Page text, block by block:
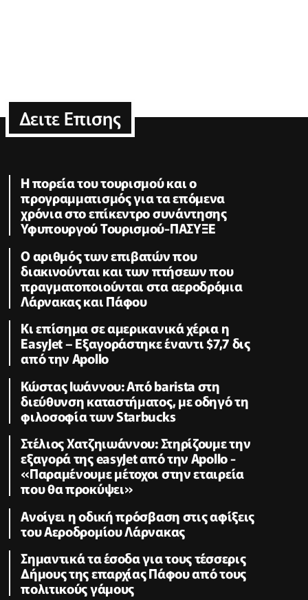
Δειτε Επισης
Η πορεία του τουρισμού και ο
προγραμματισμός για τα επόμενα
χρόνια στο επίκεντρο συνάντησης
Υφυπουργού Τουρισμού-ΠΑΣΥΞΕ
Ο αριθμός των επιβατών που
διακινούνται και των πτήσεων που
πραγματοποιούνται στα αεροδρόμια
Λάρνακας και Πάφου
Κι επίσημα σε αμερικανικά χέρια η
EasyJet – Εξαγοράστηκε έναντι $7,7 δις
από την Apollo
Κώστας Ιωάννου: Από barista στη
διεύθυνση καταστήματος, με οδηγό τη
φιλοσοφία των Starbucks
Στέλιος Χατζηιωάννου: Στηρίζουμε την
εξαγορά της easyJet από την Apollo -
«Παραμένουμε μέτοχοι στην εταιρεία
που θα προκύψει»
Ανοίγει η οδική πρόσβαση στις αφίξεις
του Αεροδρομίου Λάρνακας
Σημαντικά τα έσοδα για τους τέσσερις
Δήμους της επαρχίας Πάφου από τους
πολιτικούς γάμους